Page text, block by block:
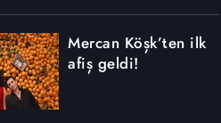
Mercan Köşk’ten ilk
afiş geldi!